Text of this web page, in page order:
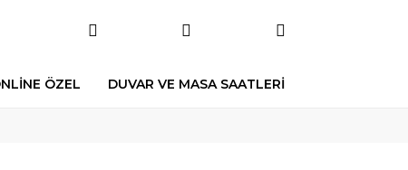
ÖZEL DUVAR VE MASA SAATLERİ